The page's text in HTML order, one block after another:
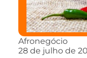
Afronegócio
28 de julho de